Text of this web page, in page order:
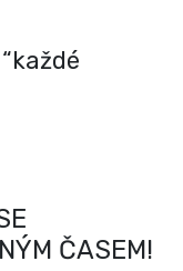
ČASEM!